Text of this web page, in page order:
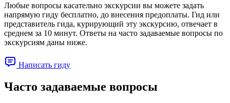
Любые вопросы касательно экскурсии вы можете задать
напрямую гиду бесплатно, до внесения предоплаты. Гид или
представитель гида, курирующий эту экскурсию, отвечает в
среднем за 10 минут. Ответы на часто задаваемые вопросы по
экскурсиям даны ниже.
Написать гиду
Часто задаваемые вопросы